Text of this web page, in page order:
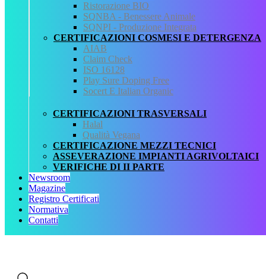
Ristorazione BIO
SQNBA - Benessere Animale
SQNPI - Produzione Integrata
CERTIFICAZIONI COSMESI E DETERGENZA
AIAB
Claim Check
ISO 16128
Play Sure Doping Free
Socert E Italian Organic
CERTIFICAZIONI TRASVERSALI
Halal
Qualità Vegana
CERTIFICAZIONE MEZZI TECNICI
ASSEVERAZIONE IMPIANTI AGRIVOLTAICI
VERIFICHE DI II PARTE
Newsroom
Magazine
Registro Certificati
Normativa
Contatti
Fonte normativa
Verifica dei requisiti e delle procedure di attuazione delle
attività di controllo e certificazione in agricoltura biologica.
Revisione delle autorizzazioni concesse agli ODC – richiesta
documentazione.
Circolare n. 199991700 del 13 ottobre 1999.pdf
QCertificazioni
SERVIZI
REGISTRO CERTIFICATI
NORMATIVA
AREA DOWNLOAD
POLITICA QHSE
FAQ – DOMANDE FREQUENTI
CONTATTI
Servizi